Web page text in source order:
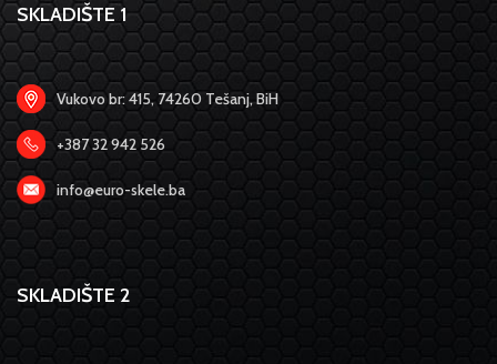
SKLADIŠTE 1
Vukovo br: 415, 74260 Tešanj, BiH
+387 32 942 526
info@euro-skele.ba
SKLADIŠTE 2